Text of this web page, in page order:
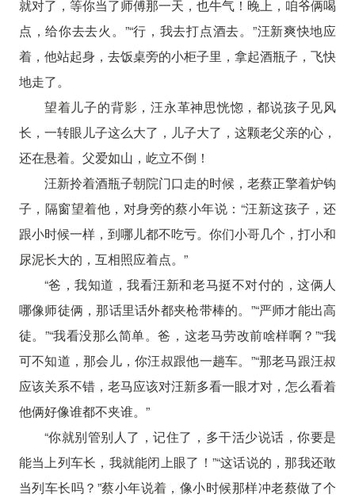
就对了，等你当了师傅那一天，也牛气！晚上，咱爷俩喝
点，给你去去火。”“行，我去打点酒去。”汪新爽快地应
着，他站起身，去饭桌旁的小柜子里，拿起酒瓶子，飞快
地走了。
望着儿子的背影，汪永革神思恍惚，都说孩子见风
长，一转眼儿子这么大了，儿子大了，这颗老父亲的心，
还在悬着。父爱如山，屹立不倒！
汪新拎着酒瓶子朝院门口走的时候，老蔡正擎着炉钩
子，隔窗望着他，对身旁的蔡小年说：“汪新这孩子，还
跟小时候一样，到哪儿都不吃亏。你们小哥几个，打小和
尿泥长大的，互相照应着点。”
“爸，我知道，我看汪新和老马挺不对付的，这俩人
哪像师徒俩，那话里话外都夹枪带棒的。”“严师才能出高
徒。”“我看没那么简单。爸，这老马劳改前啥样啊？”“我
可不知道，那会儿，你汪叔跟他一趟车。”“那老马跟汪叔
应该关系不错，老马应该对汪新多看一眼才对，怎么看着
他俩好像谁都不夹谁。”
“你就别管别人了，记住了，多干活少说话，你要是
能当上列车长，我就能闭上眼了！”“这话说的，那我还敢
当列车长吗？”蔡小年说着，像小时候那样冲老蔡做了个